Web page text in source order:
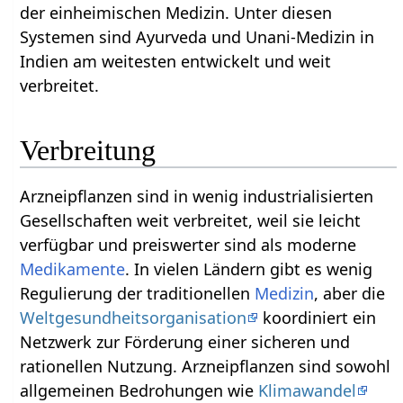
der einheimischen Medizin. Unter diesen
Systemen sind Ayurveda und Unani-Medizin in
Indien am weitesten entwickelt und weit
verbreitet.
Verbreitung
Arzneipflanzen sind in wenig industrialisierten
Gesellschaften weit verbreitet, weil sie leicht
verfügbar und preiswerter sind als moderne
Medikamente. In vielen Ländern gibt es wenig
Regulierung der traditionellen Medizin, aber die
Weltgesundheitsorganisation
koordiniert ein
Netzwerk zur Förderung einer sicheren und
rationellen Nutzung. Arzneipflanzen sind sowohl
allgemeinen Bedrohungen wie Klimawandel